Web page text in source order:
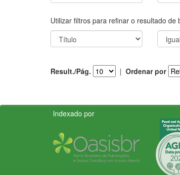
Utilizar filtros para refinar o resultado de
Result./Pág. | Ordenar por
Indexado por